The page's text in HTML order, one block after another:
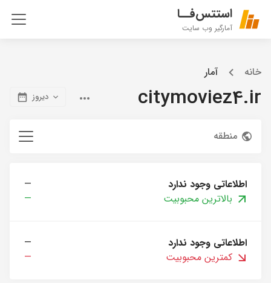
استتس‌فــا
آمارگیر وب سایت
خانه آمار
citymoviez4.ir دیروز
منطقه
اطلاعاتی وجود ندارد
—
بالاترین محبوبیت
—
اطلاعاتی وجود ندارد
—
کمترین محبوبیت
—